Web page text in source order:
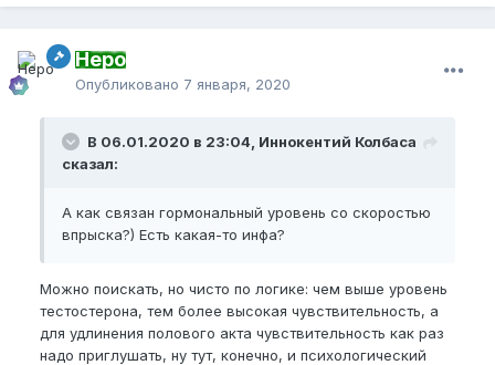
Неро
Опубликовано 7 января, 2020
В 06.01.2020 в 23:04, Иннокентий Колбаса
сказал:
А как связан гормональный уровень со скоростью
впрыска?) Есть какая-то инфа?
Можно поискать, но чисто по логике: чем выше уровень
тестостерона, тем более высокая чувствительность, а
для удлинения полового акта чувствительность как раз
надо приглушать, ну тут, конечно, и психологический